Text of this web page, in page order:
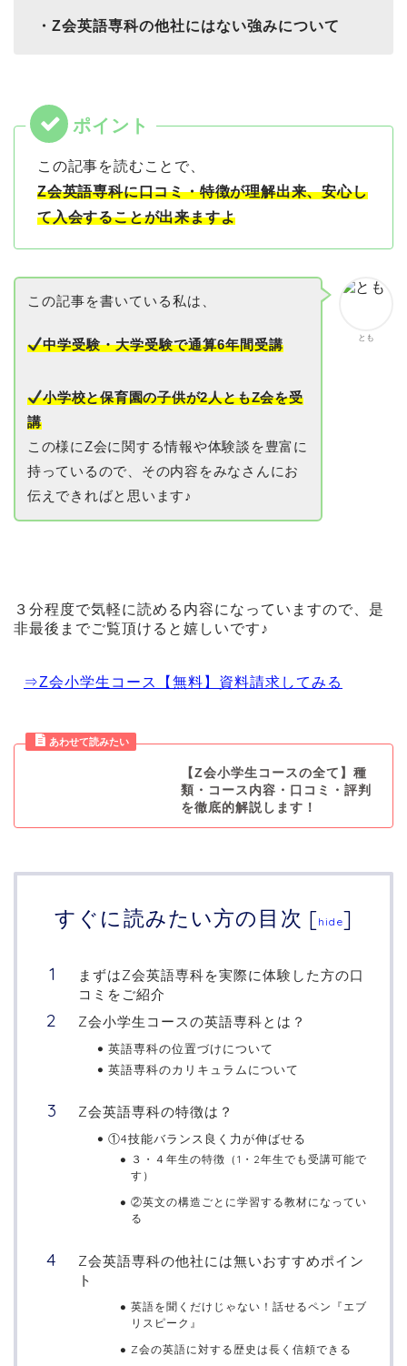
・Z会英語専科の他社にはない強みについて
この記事を読むことで、
Z会英語専科に口コミ・特徴が理解出来、安心し
て入会することが出来ますよ
とも
この記事を書いている私は、
中学受験・大学受験で通算6年間受講
小学校と保育園の子供が2人ともZ会を受
講
この様にZ会に関する情報や体験談を豊富に
持っているので、その内容をみなさんにお
伝えできればと思います♪
３分程度で気軽に読める内容になっていますので、是
非最後までご覧頂けると嬉しいです♪
⇒Z会小学生コース【無料】資料請求してみる
【Z会小学生コースの全て】種
類・コース内容・口コミ・評判
を徹底的解説します！
すぐに読みたい方の目次 [hide]
まずはZ会英語専科を実際に体験した方の口
コミをご紹介
Z会小学生コースの英語専科とは？
英語専科の位置づけについて
英語専科のカリキュラムについて
Z会英語専科の特徴は？
①4技能バランス良く力が伸ばせる
３・４年生の特徴（1・2年生でも受講可能で
す）
②英文の構造ごとに学習する教材になってい
る
Z会英語専科の他社には無いおすすめポイン
ト
英語を聞くだけじゃない！話せるペン『エブ
リスピーク』
Z会の英語に対する歴史は長く信頼できる